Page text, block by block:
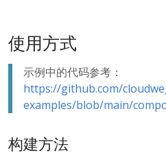
使用方式
示例中的代码参考：
https://github.com/
examples/blob/main/
构建方法